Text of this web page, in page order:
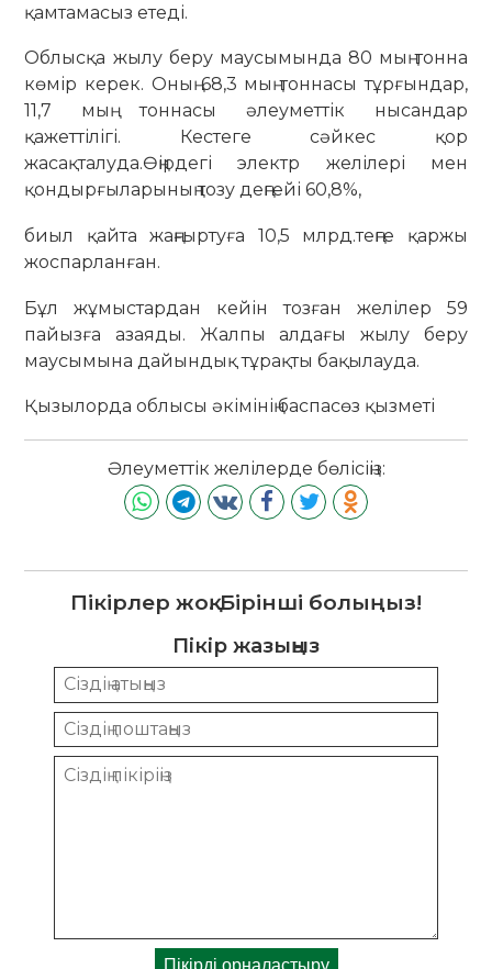
қамтамасыз етеді.
Облысқа жылу беру маусымында 80 мың тонна
көмір керек. Оның 68,3 мың тоннасы тұрғындар,
11,7 мың тоннасы әлеуметтік нысандар
қажеттілігі. Кестеге сәйкес қор
жасақталуда.Өңірдегі электр желілері мен
қондырғыларының тозу деңгейі 60,8%,
биыл қайта жаңғыртуға 10,5 млрд.теңге қаржы
жоспарланған.
Бұл жұмыстардан кейін тозған желілер 59
пайызға азаяды. Жалпы алдағы жылу беру
маусымына дайындық тұрақты бақылауда.
Қызылорда облысы әкімінің баспасөз қызметі
Әлеуметтік желілерде бөлісіңіз:
Пікірлер жоқ. Бірінші болыңыз!
Пікір жазыңыз